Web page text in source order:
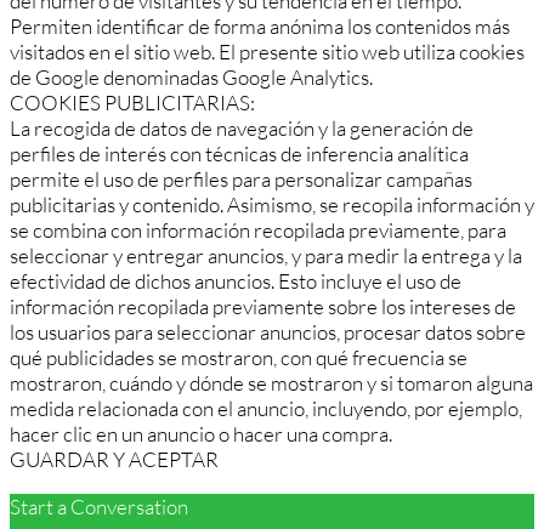
Permiten identificar de forma anónima los contenidos más
visitados en el sitio web. El presente sitio web utiliza cookies
de Google denominadas Google Analytics.
COOKIES PUBLICITARIAS:
La recogida de datos de navegación y la generación de
perfiles de interés con técnicas de inferencia analítica
permite el uso de perfiles para personalizar campañas
publicitarias y contenido. Asimismo, se recopila información y
se combina con información recopilada previamente, para
seleccionar y entregar anuncios, y para medir la entrega y la
efectividad de dichos anuncios. Esto incluye el uso de
información recopilada previamente sobre los intereses de
los usuarios para seleccionar anuncios, procesar datos sobre
qué publicidades se mostraron, con qué frecuencia se
mostraron, cuándo y dónde se mostraron y si tomaron alguna
medida relacionada con el anuncio, incluyendo, por ejemplo,
hacer clic en un anuncio o hacer una compra.
GUARDAR Y ACEPTAR
Start a Conversation